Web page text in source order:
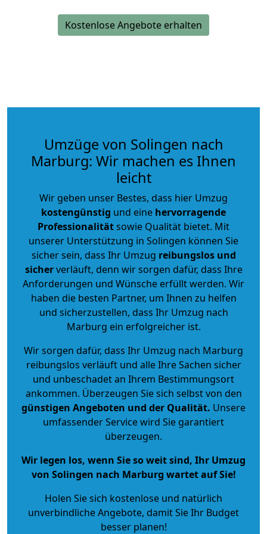
Kostenlose Angebote erhalten
Umzüge von Solingen nach
Marburg: Wir machen es Ihnen
leicht
Wir geben unser Bestes, dass hier Umzug
kostengünstig und eine hervorragende
Professionalitätsowie Qualität bietet. Mit
unserer Unterstützung in Solingen können Sie
sicher sein, dass Ihr Umzug reibungslos und
sicherverläuft, denn wir sorgen dafür, dass Ihre
Anforderungen und Wünsche erfüllt werden. Wir
haben die besten Partner, um Ihnen zu helfen
und sicherzustellen, dass Ihr Umzug nach
Marburg ein erfolgreicher ist.
Wir sorgen dafür, dass Ihr Umzug nach Marburg
reibungslos verläuft und alle Ihre Sachen sicher
und unbeschadet an Ihrem Bestimmungsort
ankommen. Überzeugen Sie sich selbst von den
günstigen Angeboten und der Qualität. Unsere
umfassender Service wird Sie garantiert
überzeugen.
Wir legen los, wenn Sie so weit sind, Ihr Umzug
von Solingen nach Marburg wartet auf Sie!
Holen Sie sich kostenlose und natürlich
unverbindliche Angebote, damit Sie Ihr Budget
besser planen!